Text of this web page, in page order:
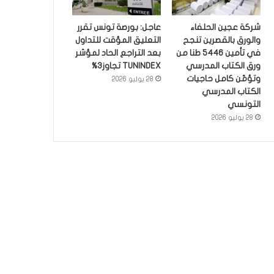
شركة عجين الحلفاء
والورق بالقصرين تنجح
في تأمين 5446 طنا من
ورق الكتاب المدرسي
وتؤمّن كامل حاجيات
الكتاب المدرسي
التونسي
28 يوليو 2026
عاجل: بورصة تونس تقرر
التعليق المؤقت للتداول
بعد التراجع الحاد لمؤشر
TUNINDEX تجاوز3%
28 يوليو 2026